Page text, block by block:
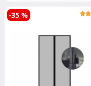
pour int...
-35 %